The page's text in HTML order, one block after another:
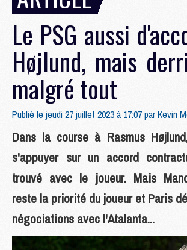
Le PSG aussi
Højlund, mais
malgré tout
Publié le jeudi 27 juillet 2023 à 17:07 parKevin
Dans la course à Rasmus
s'appuyer sur un accord
trouvé avec le joueur. Mais
reste la priorité du joueur et Paris
négociations avec l'Atalanta...